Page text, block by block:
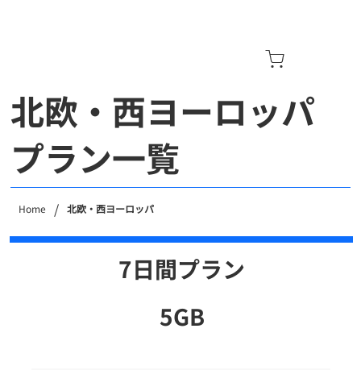
北欧・西ヨーロッパ
プラン一覧
Home / 北欧・西ヨーロッパ
7日間プラン
5GB